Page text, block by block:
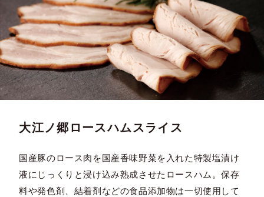
大江ノ郷ロースハムスライス
国産豚のロース肉を国産香味野菜を入れた特製塩漬け
液にじっくりと浸け込み熟成させたロースハム。保存
料や発色剤、結着剤などの食品添加物は一切使用して